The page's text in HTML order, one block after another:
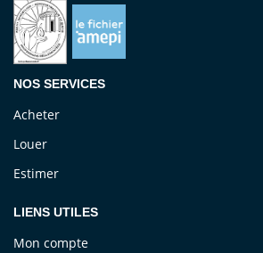
NOS SERVICES
Acheter
Louer
Estimer
LIENS UTILES
Mon compte